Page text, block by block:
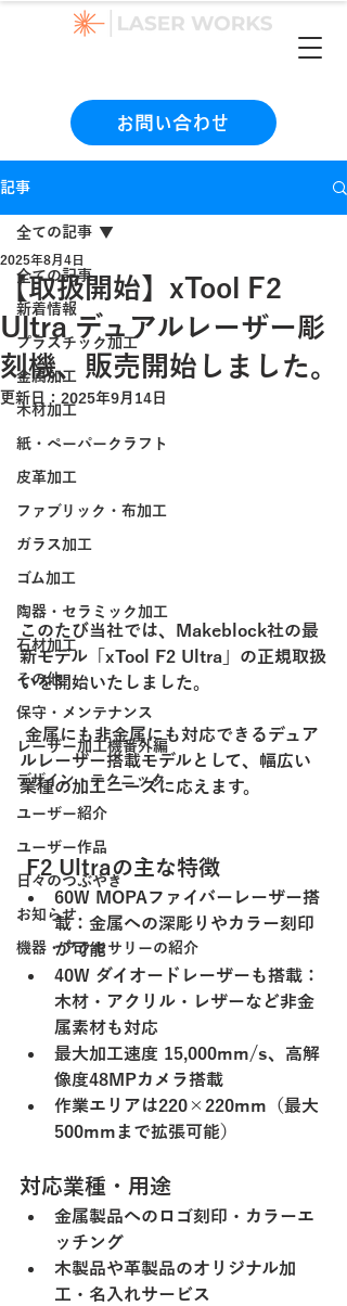
お問い合わせ
記事
全ての記事
新着情報
プラスチック加工
金属加工
木材加工
紙・ペーパークラフト
皮革加工
ファブリック・布加工
ガラス加工
ゴム加工
陶器・セラミック加工
石材加工
その他
保守・メンテナンス
レーザー加工機番外編
デザイン・テクニック
ユーザー紹介
ユーザー作品
日々のつぶやき
お知らせ
機器・アクセサリーの紹介
全ての記事
【取扱開始】xTool F2
Ultra デュアルレーザー彫
刻機、販売開始しました。
2025年8月4日
更新日： 2025年9月14日
このたび当社では、Makeblock社の最
新モデル「xTool F2 Ultra」の正規取扱
いを開始いたしました。
ルレーザー搭載モデルとして、幅広い
業種の加工ニーズに応えます。
F2 Ultraの主な特徴
60W MOPAファイバーレーザー搭
載：金属への深彫りやカラー刻印
が可能
40W ダイオードレーザーも搭載：
木材・アクリル・レザーなど非金
属素材も対応
最大加工速度 15,000mm/s、高解
像度48MPカメラ搭載
作業エリアは220×220mm（最大
500mmまで拡張可能）
対応業種・用途
金属製品へのロゴ刻印・カラーエ
ッチング
木製品や革製品のオリジナル加
工・名入れサービス